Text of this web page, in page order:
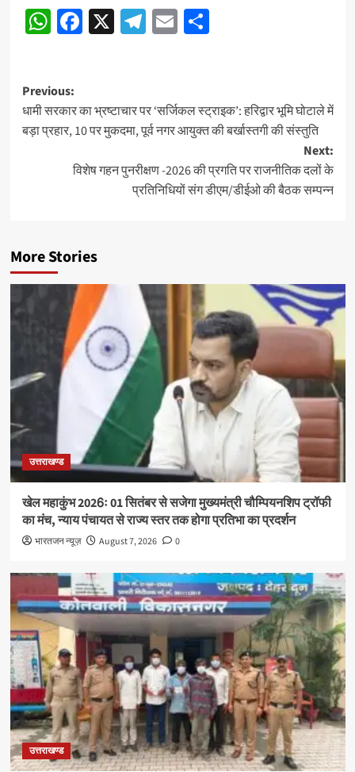
navigation
WhatsApp
Facebook
X Telegram
EmailShare
Post
navigation
Previous:
धामी सरकार का भ्रष्टाचार पर ‘सर्जिकल स्ट्राइक’: हरिद्वार भूमि घोटाले में
बड़ा प्रहार, 10 पर मुकदमा, पूर्व नगर आयुक्त की बर्खास्तगी की संस्तुति
Next:
विशेष गहन पुनरीक्षण -2026 की प्रगति पर राजनीतिक दलों के
प्रतिनिधियों संग डीएम/डीईओ की बैठक सम्पन्न
More Stories
उत्तराखण्ड
खेल महाकुंभ 2026ः 01 सितंबर से सजेगा मुख्यमंत्री चौम्पियनशिप ट्रॉफी
का मंच, न्याय पंचायत से राज्य स्तर तक होगा प्रतिभा का प्रदर्शन
भारतजन न्यूज़ August 7, 2026 0
उत्तराखण्ड